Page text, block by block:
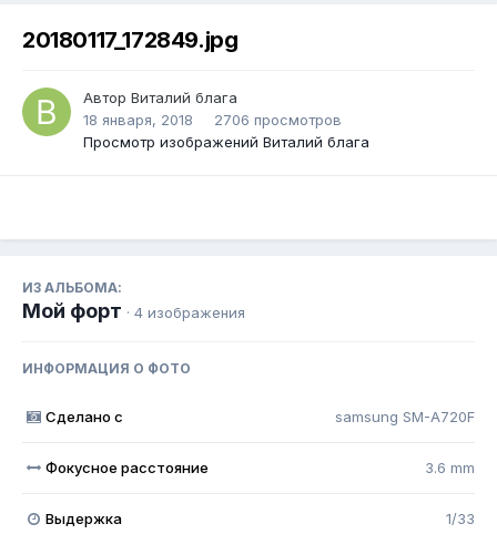
20180117_172849.jpg
Автор Виталий блага
18 января, 2018
2706 просмотров
Просмотр изображений Виталий блага
ИЗ АЛЬБОМА:
Мой форт · 4 изображения
ИНФОРМАЦИЯ О ФОТО
Сделано с samsung SM-A720F
Фокусное расстояние 3.6 mm
Выдержка 1/33